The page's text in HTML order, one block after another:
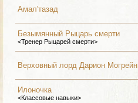
Амал'тазад
Безымянный Рыцарь смерти
<Тренер Рыцарей смерти>
Верховный лорд Дарион Могрейн
Илоночка
<Классовые навыки>